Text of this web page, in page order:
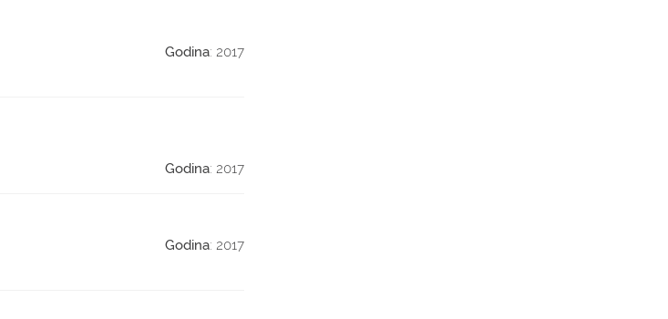
Godina: 2017
Godina: 2017
Godina: 2017